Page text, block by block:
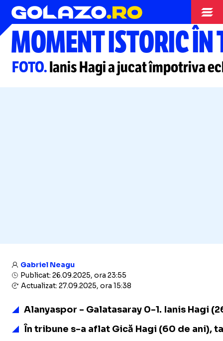
Stranieri
MOMENT ISTORIC ÎN
FOTO.Ianis Hagi a jucat împotriva
Gabriel Neagu
Publicat: 26.09.2025, ora 23:55
Actualizat: 27.09.2025, ora 15:38
Alanyaspor - Galatasaray 0-1. Ianis Hagi
În tribune s-a aflat Gică Hagi (60 de ani),